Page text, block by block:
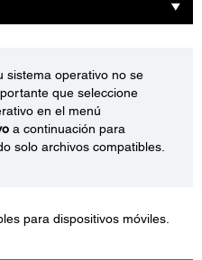
sistema operativo no se
que seleccione
en el menú
a continuación para
solo archivos compatibles.
para dispositivos móviles.